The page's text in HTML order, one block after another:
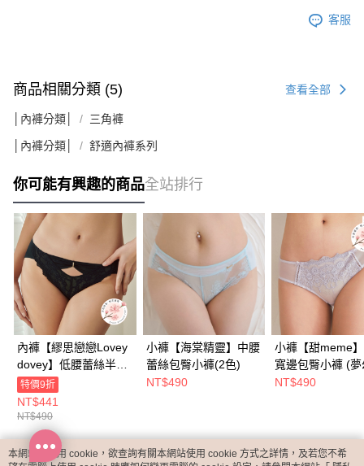
客服
商品相關分類 (5) 查看全部
│內褲分類│ 三角褲
│內褲分類│ 舒適內褲系列
你可能有興趣的商品全站排行
內褲【繆思戀戀Lovey
dovey】低腰蕾絲半包
臀小褲(2色)
特價9折
NT$441
NT$490
小褲【海棠精靈】中腰
蕾絲包臀小褲​(2色)
NT$490
小褲【甜meme
寬邊包臀小褲 (
NT$490
熱門標籤
本網站中使用 cookie，欲查詢有關本網站使用 cookie 方式之詳情，及若您不希